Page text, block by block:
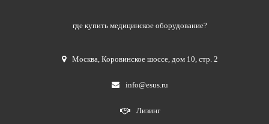
где купить медицинское оборудование?
Москва,Коровинское шоссе, дом 10, стр. 2
info@esus.ru
Лизинг